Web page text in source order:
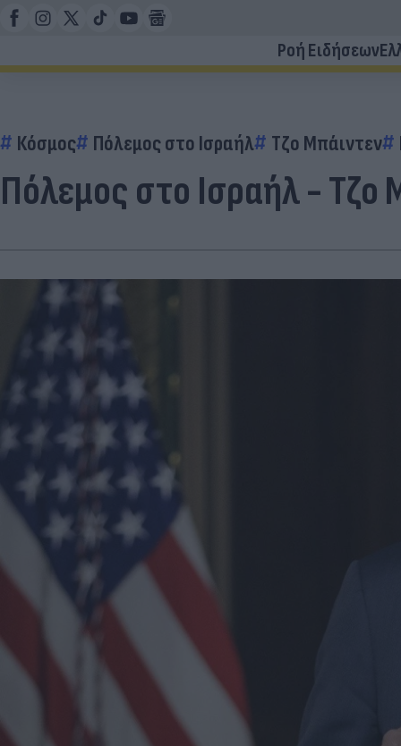
Ροή Ειδήσεων
Κόσμος Πόλεμος στο Ισραήλ Τζο Μπάιντεν
Πόλεμος στο Ισραήλ -